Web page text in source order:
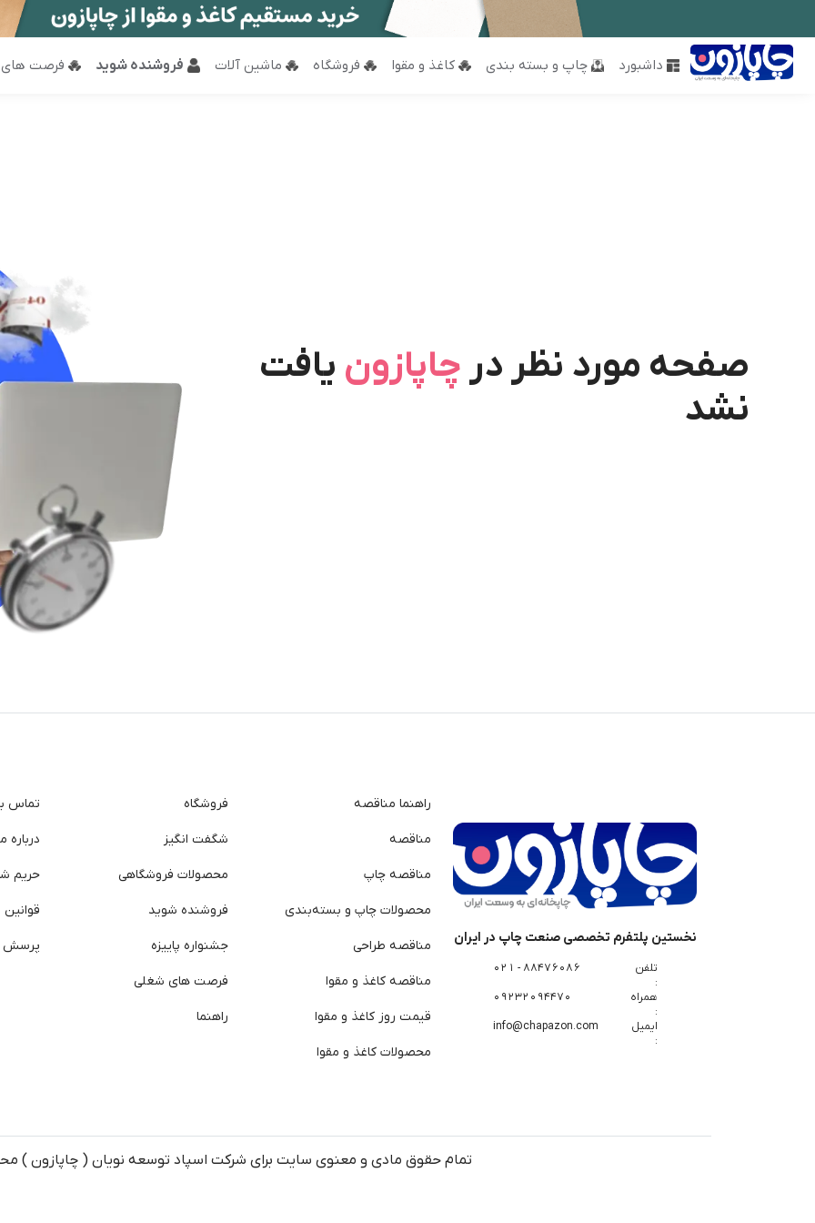
داشبورد چاپ و بسته بندی کاغذ و مقوا فروشگاه ماشین آلات فروشنده شوید فرصت
صفحه مورد نظر درچاپازون یافت
نشد
نخستین پلتفرم تخصصی صنعت چاپ در ایران
تلفن
:
88476086 - 021
همراه
:
09232094470
ایمیل
:
info@chapazon.com
راهنما مناقصه
مناقصه
مناقصه چاپ
محصولات چاپ و بسته‌بندی
مناقصه طراحی
مناقصه کاغذ و مقوا
قیمت روز کاغذ و مقوا
محصولات کاغذ و مقوا
فروشگاه
شگفت انگیز
محصولات فروشگاهی
فروشنده شوید
جشنواره پاییزه
فرصت های شغلی
راهنما
تماس
درباره
حریم
پرسش
تمام حقوق مادی و معنوی سایت برای شرکت اسپاد توسعه نویان ( چاپازون )